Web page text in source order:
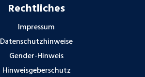
Rechtliches
Impressum
Datenschutzhinweise
Gender-Hinweis
Hinweisgeberschutz